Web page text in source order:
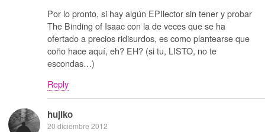
Por lo pronto, si hay algún EPIlector sin tener y probar
The Binding of Isaac con la de veces que se ha
ofertado a precios ridisurdos, es como plantearse que
coño hace aquí, eh? EH? (si tu, LISTO, no te
escondas…)
Reply
hujiko
20 diciembre 2012